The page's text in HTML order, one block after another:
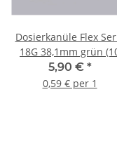
Dosierkanüle Flex
18G 38,1mm grün
Stück)
5,90 € *
0,59 € per 1